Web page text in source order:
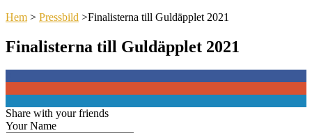
Hem > Pressbild >Finalisterna till Guldäpplet 2021
Finalisterna till Guldäpplet 2021
Share with your friends
Your Name